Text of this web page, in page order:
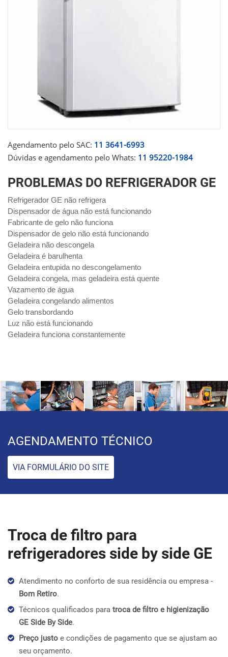
Agendamento pelo SAC: 11 3641-6993
Dúvidas e agendamento pelo Whats: 11 95220-1984
PROBLEMAS DO REFRIGERADOR GE
Refrigerador GE não refrigera
Dispensador de água não está funcionando
Fabricante de gelo não funciona
Dispensador de gelo não está funcionando
Geladeira não descongela
Geladeira é barulhenta
Geladeira entupida no descongelamento
Geladeira congela, mas geladeira está quente
Vazamento de água
Geladeira congelando alimentos
Gelo transbordando
Luz não está funcionando
Geladeira funciona constantemente
AGENDAMENTO TÉCNICO
VIA FORMULÁRIO DO SITE
Troca de filtro para
refrigeradores side by side GE
Atendimento no conforto de sua residência ou empresa -
Bom Retiro.
Técnicos qualificados para troca de filtro e higienização
GE Side By Side.
Preço justo e condições de pagamento que se ajustam ao
seu orçamento.